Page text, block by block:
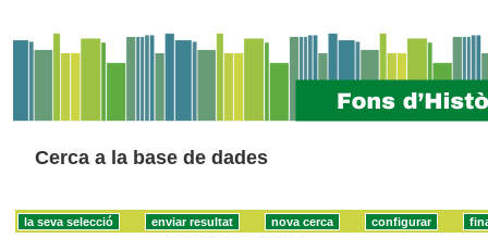
Cerca a la base de dades